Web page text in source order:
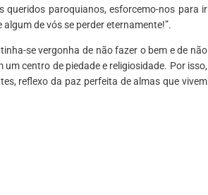
queridos paroquianos, esforcemo-nos para ir
de vós se perder eternamente!”.
se vergonha de não fazer o bem e de não
centro de piedade e religiosidade. Por isso,
reflexo da paz perfeita de almas que vivem